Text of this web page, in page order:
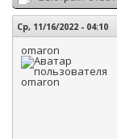
Ср, 11/16/2022 - 04:10
omaron